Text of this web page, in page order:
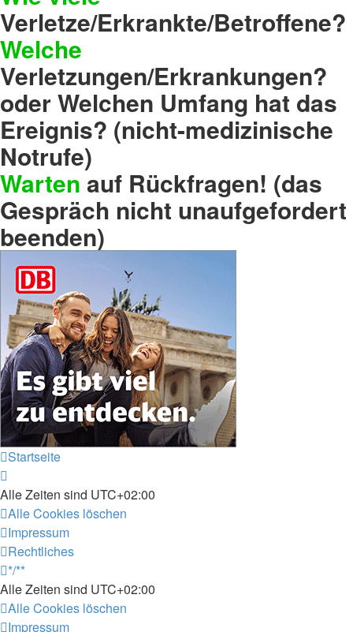
Verletze/Erkrankte/Betroffene?
Welche
Verletzungen/Erkrankungen?
oder Welchen Umfang hat das
Ereignis? (nicht-medizinische
Notrufe)
Warten auf Rückfragen! (das
Gespräch nicht unaufgefordert
beenden)
Startseite
Alle Zeiten sind UTC+02:00
Alle Cookies löschen
Impressum
Rechtliches
*/**
Alle Zeiten sind UTC+02:00
Alle Cookies löschen
Impressum